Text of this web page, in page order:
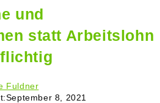
und
statt Arbeitslohn
Fuldner
September 8, 2021